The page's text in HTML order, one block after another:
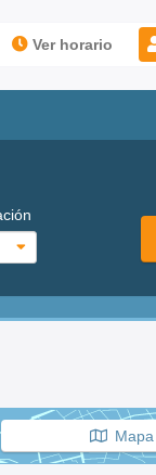
Ver horario
Mapa